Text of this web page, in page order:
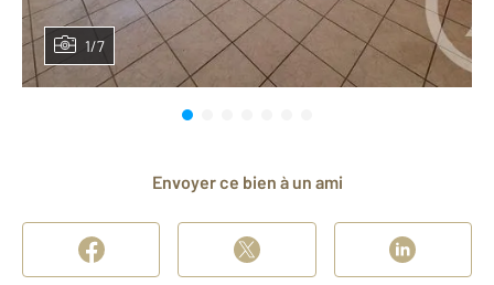
1/7
Envoyer ce bien à un ami